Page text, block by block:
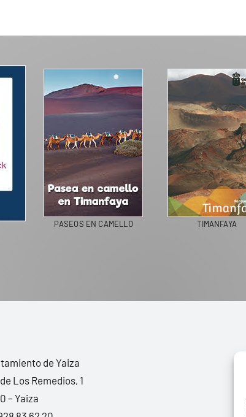
PASEOS EN CAMELLO TIMANFAYA
de Yaiza
Los Remedios, 1
– Yaiza